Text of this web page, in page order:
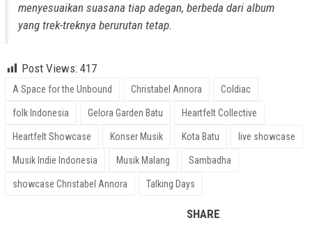
menyesuaikan suasana tiap adegan, berbeda dari album
yang trek-treknya berurutan tetap.
Post Views: 417
A Space for the Unbound Christabel Annora Coldiac
folk Indonesia Gelora Garden Batu Heartfelt Collective
Heartfelt Showcase Konser Musik Kota Batu live showcase
Musik Indie Indonesia Musik Malang Sambadha
showcase Christabel Annora Talking Days
SHARE